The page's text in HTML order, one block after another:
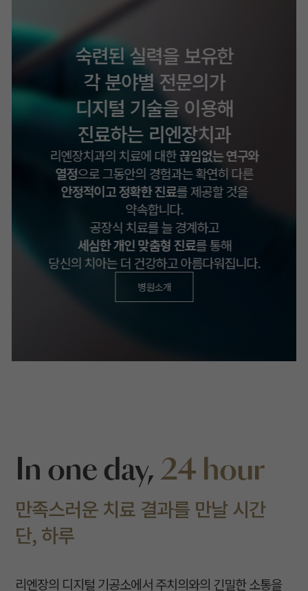
숙련된 실력을 보유한
각 분야별 전문의가
디지털 기술을 이용해
진료하는 리엔장치과
리엔장치과의 치료에 대한끊임없는 연구와
열정으로그동안의 경험과는 확연히 다른
안정적이고 정확한 진료를제공할 것을
약속합니다.
공장식 치료를 늘 경계하고
세심한 개인 맞춤형 진료를 통해
당신의 치아는 더 건강하고 아름다워집니다.
병원소개
In one day, 24 hour
만족스러운 치료 결과를 만날 시간
단, 하루
리엔장의 디지털 기공소에서 주치의와의 긴밀한 소통을